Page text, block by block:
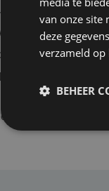
rente
dekking van een
van onze site
deze
verzameld op
BEHEER